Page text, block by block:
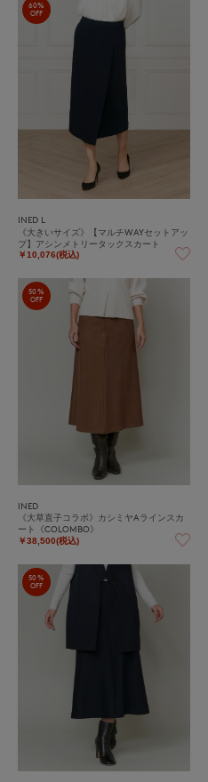
60%
OFF
INED L
《大きいサイズ》【マルチWAYセットアッ
プ】アシンメトリータックスカート
￥10,076(税込)
50%
OFF
INED
《大草直子コラボ》カシミヤAラインスカ
ート《COLOMBO》
￥38,500(税込)
50%
OFF